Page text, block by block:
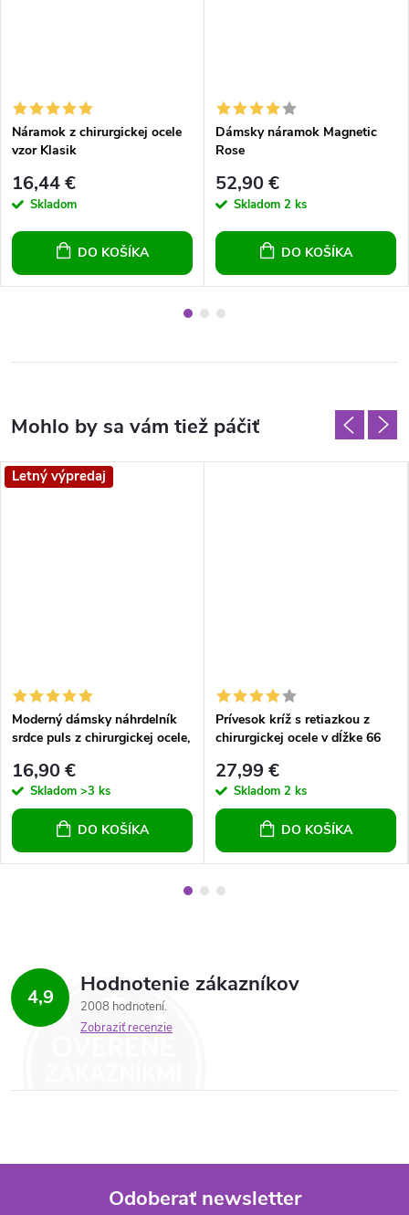
Náramok z chirurgickej ocele
vzor Klasik
16,44 €
Skladom
DO KOŠÍKA
Dámsky náramok Magnetic
Rose
52,90 €
Skladom 2 ks
DO KOŠÍKA
Letný výpredaj
Moderný dámsky náhrdelník
srdce puls z chirurgickej ocele,
pre ženy
16,90 €
Skladom >3 ks
DO KOŠÍKA
Prívesok kríž s retiazkou z
chirurgickej ocele v dĺžke 66
27,99 €
Skladom 2 ks
DO KOŠÍKA
4,9 Hodnotenie zákazníkov
2008 hodnotení
Zobraziť recenzie
Odoberať newsletter